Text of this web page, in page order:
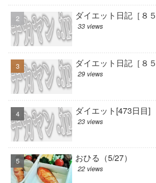
ダイエット日記［８
33 views
ダイエット日記［８
29 views
ダイエット[473日目]
23 views
おひる（5/27）
22 views